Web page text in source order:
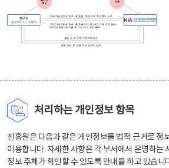
처리하는 개인정보 항목
진흥원은 다음과 같은 개인정보를 법적 근거로 정
이용합니다. 자세한 사항은 각 부서에서 운영하는
정보 주체가 확인할 수 있도록 안내를 하고 있습니